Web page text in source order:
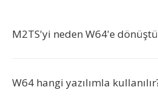
M2TS'yi neden W64'e
W64 hangi yazılımla